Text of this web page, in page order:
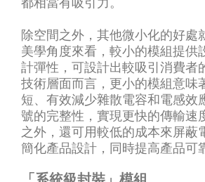
除空間之外，其他微小化的好處
美學角度來看，較小的模組提供
計彈性，可設計出較吸引消費者
技術層面而言，更小的模組意味
短、有效減少雜散電容和電感效
號的完整性，實現更快的傳輸速
之外，還可用較低的成本來屏蔽
簡化產品設計，同時提高產品可